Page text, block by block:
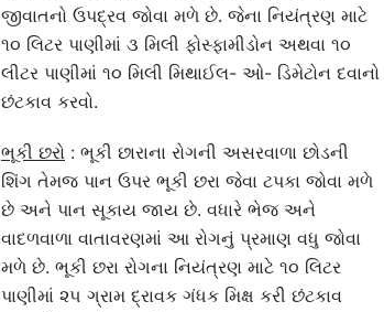
જીવાતનો ઉપદ્રવ જોવા મળે છે. જેના નિયંત્રણ માટે
૧૦ લિટર પાણીમાં ૩ મિલી ફોસ્ફામીડોન અથવા ૧૦
લીટર પાણીમાં ૧૦ મિલી મિથાઈલ- ઓ- ડિમેટોન દવાનો
છંટકાવ કરવો.
ભૂકી છરો : ભૂકી છારાના રોગની અસરવાળા છોડની
શિંગ તેમજ પાન ઉપર ભૂકી છરા જેવા ટપકા જોવા મળે
છે અને પાન સૂકાય જાય છે. વધારે ભેજ અને
વાદળવાળા વાતાવરણમાં આ રોગનું પ્રમાણ વધુ જોવા
મળે છે. ભૂકી છરા રોગના નિયંત્રણ માટે ૧૦ લિટર
પાણીમાં ૨૫ ગ્રામ દ્રાવક ગંધક મિક્ષ કરી છંટકાવ